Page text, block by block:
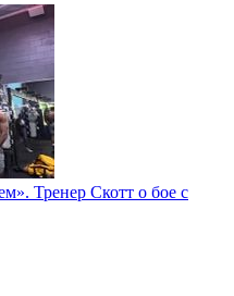
Тренер Скотт о бое с